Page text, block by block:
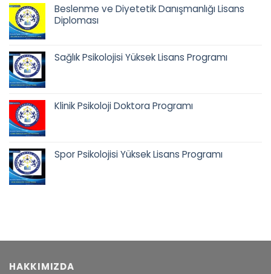
52.900,00 ₺.
Beslenme ve Diyetetik Danışmanlığı Lisans
Diploması
68.500,00 ₺.
fiyat:
Sağlık Psikolojisi Yüksek Lisans Programı
35.900,00 ₺.
Klinik Psikoloji Doktora Programı
58.400,00 ₺.
Spor Psikolojisi Yüksek Lisans Programı
HAKKIMIZDA